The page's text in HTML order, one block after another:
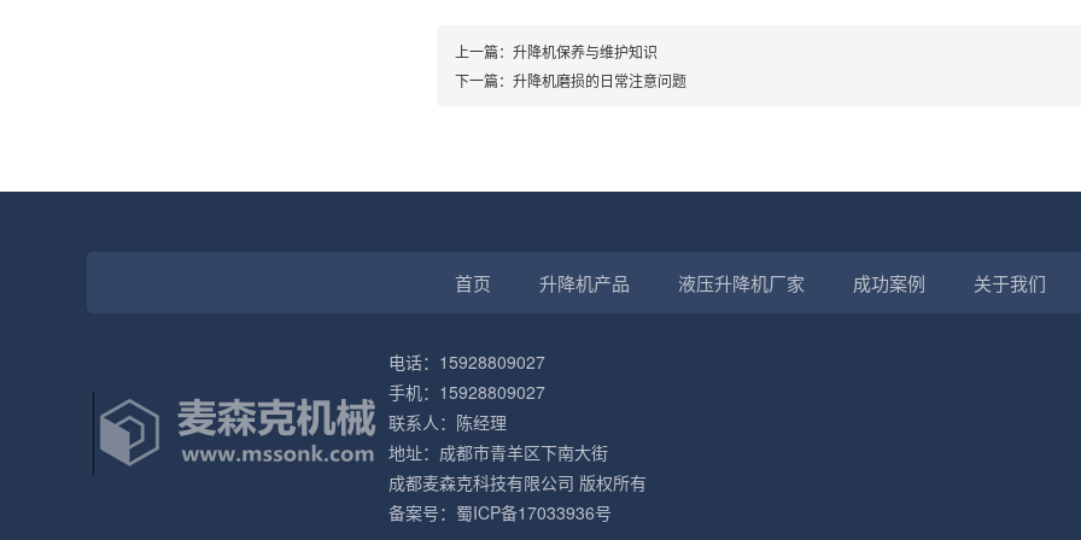
上一篇： 升降机保养与维护知识
下一篇： 升降机磨损的日常注意问题
首页 升降机产品 液压升降机厂家 成功案例 关于我们
电话：15928809027
手机：15928809027
联系人：陈经理
地址：成都市青羊区下南大街
成都麦森克科技有限公司 版权所有
备案号： 蜀ICP备17033936号